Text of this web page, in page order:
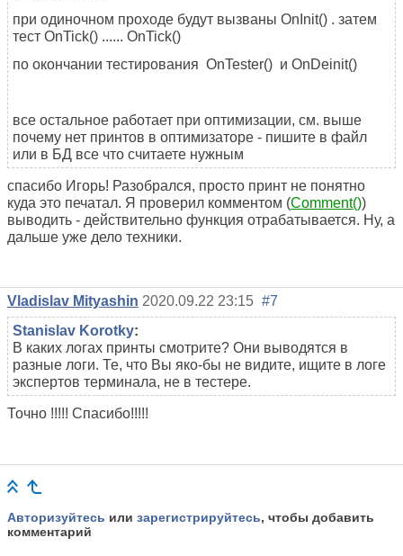
при одиночном проходе будут вызваны OnInit() . затем
тест OnTick() ...... OnTick()
по окончании тестирования OnTester() и OnDeinit()
все остальное работает при оптимизации, см. выше
почему нет принтов в оптимизаторе - пишите в файл
или в БД все что считаете нужным
спасибо Игорь! Разобрался, просто принт не понятно
куда это печатал. Я проверил комментом (Comment())
выводить - действительно функция отрабатывается. Ну, а
дальше уже дело техники.
Vladislav Mityashin 2020.09.22 23:15 #7
Stanislav Korotky:
В каких логах принты смотрите? Они выводятся в
разные логи. Те, что Вы яко-бы не видите, ищите в логе
экспертов терминала, не в тестере.
Точно !!!!! Спасибо!!!!!
Авторизуйтесь или зарегистрируйтесь, чтобы добавить
комментарий